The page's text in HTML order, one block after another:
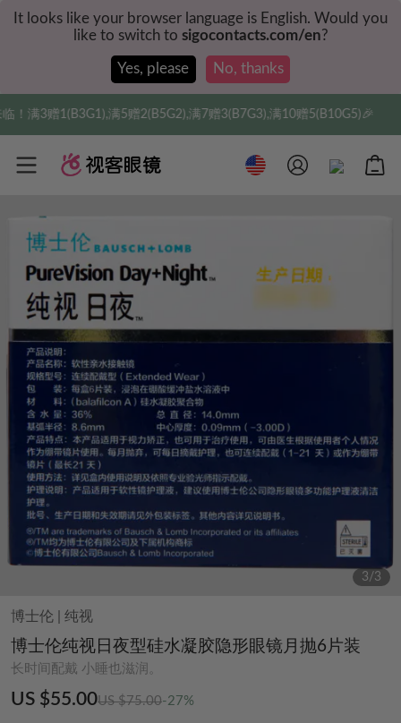
It looks like your browser language is English. Would you
like to switch to sigocontacts.com/en?
Yes, please No, thanks
满3赠1(B3G1),满5赠2(B5G2),满7赠3(B7G3),满10赠5(B10G5)🎉
3/3
博士伦 纯视
博士伦纯视日夜型硅水凝胶隐形眼镜月抛6片装
长时间配戴 小睡也滋润。
US $55.00US $75.00-27%